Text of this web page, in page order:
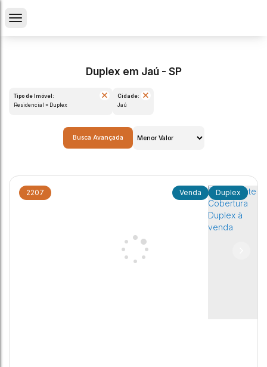
Duplex em Jaú - SP
Tipo de Imóvel:
Residencial » Duplex
Cidade:
Jaú
Busca Avançada
2207 Duplex